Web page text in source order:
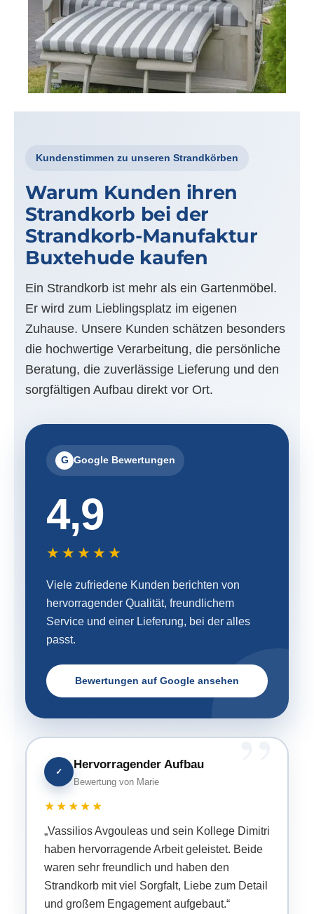
Kundenstimmen zu unseren Strandkörben
Warum Kunden ihren
Strandkorb bei der
Strandkorb-Manufaktur
Buxtehude kaufen
Ein Strandkorb ist mehr als ein Gartenmöbel.
Er wird zum Lieblingsplatz im eigenen
Zuhause. Unsere Kunden schätzen besonders
die hochwertige Verarbeitung, die persönliche
Beratung, die zuverlässige Lieferung und den
sorgfältigen Aufbau direkt vor Ort.
G Google Bewertungen
4,9
★★★★★
Viele zufriedene Kunden berichten von
hervorragender Qualität, freundlichem
Service und einer Lieferung, bei der alles
passt.
Bewertungen auf Google ansehen
✓
Hervorragender Aufbau
Bewertung von Marie
★★★★★
„Vassilios Avgouleas und sein Kollege Dimitri
haben hervorragende Arbeit geleistet. Beide
waren sehr freundlich und haben den
Strandkorb mit viel Sorgfalt, Liebe zum Detail
und großem Engagement aufgebaut.“